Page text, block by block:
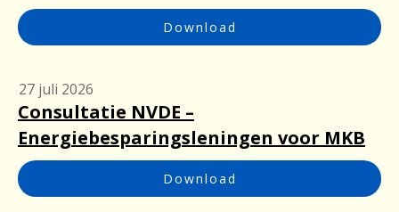
Download
27 juli 2026
Consultatie NVDE –
Energiebesparingsleningen voor MKB
Download